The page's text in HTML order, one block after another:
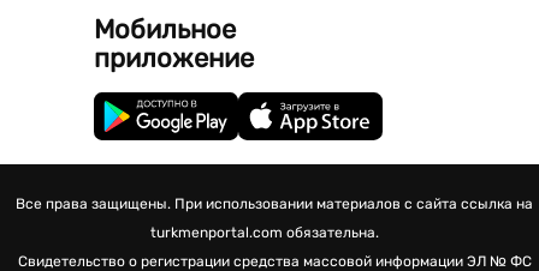
Мобильное
приложение
Все права защищены. При использовании материалов с сайта ссылка на
turkmenportal.com обязательна.
Свидетельство о регистрации средства массовой информации ЭЛ № ФС